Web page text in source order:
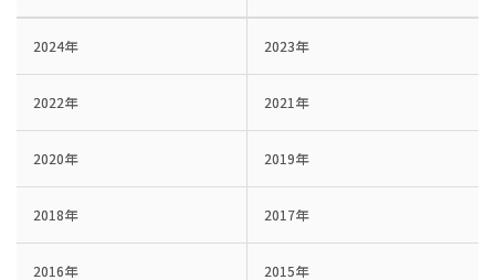
2024年 2023年
2022年 2021年
2020年 2019年
2018年 2017年
2016年 2015年